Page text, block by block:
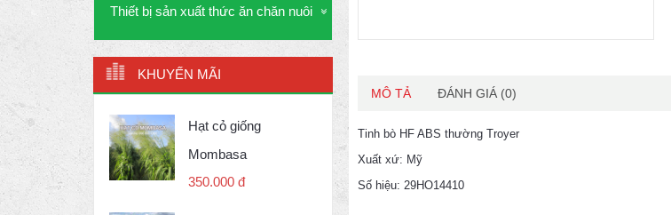
Thiết bị sản xuất thức ăn chăn nuôi
KHUYẾN MÃI
Hạt cỏ giống
Mombasa
350.000 đ
MÔ TẢ ĐÁNH GIÁ (0)
Tinh bò HF ABS thường Troyer
Xuất xứ: Mỹ
Số hiệu: 29HO14410